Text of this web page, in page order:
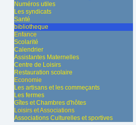
Numéros utiles
Les syndicats
Santé
bibliotheque
Enfance
Scolarité
Calendrier
Assistantes Maternelles
Centre de Loisirs
Restauration scolaire
Economie
Les artisans et les commeçants
Les fermes
Gîtes et Chambres d'hôtes
Loisirs et Associations
Associations Culturelles et sportives